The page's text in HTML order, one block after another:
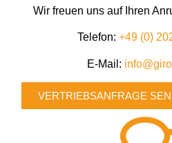
Wir freuen uns auf Ihren
Telefon: +49 (0)
E-Mail:
VERTRIEBSANFRAGE